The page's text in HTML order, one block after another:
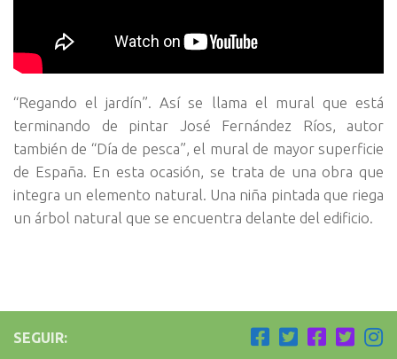
“Regando el jardín”. Así se llama el mural que está
terminando de pintar José Fernández Ríos, autor
también de “Día de pesca”, el mural de mayor superficie
de España. En esta ocasión, se trata de una obra que
integra un elemento natural. Una niña pintada que riega
un árbol natural que se encuentra delante del edificio.
SEGUIR: